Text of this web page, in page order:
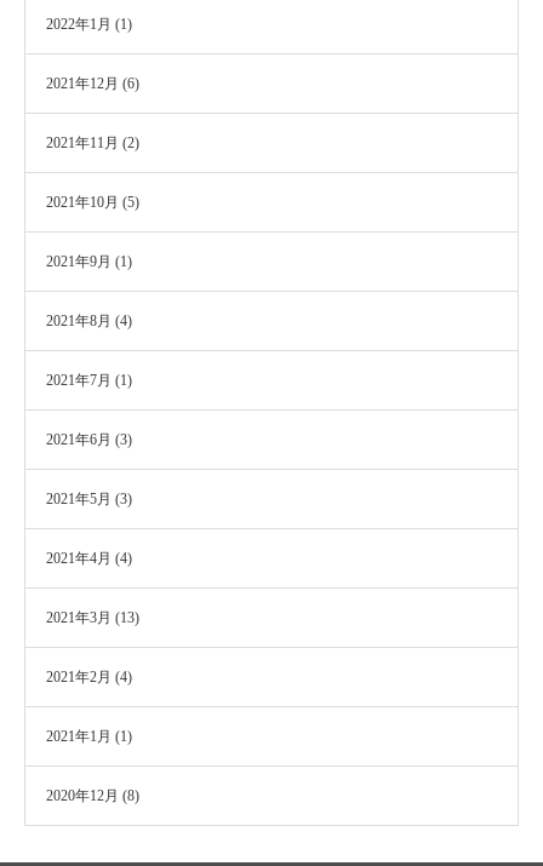
2022年1月 (1)
2021年12月 (6)
2021年11月 (2)
2021年10月 (5)
2021年9月 (1)
2021年8月 (4)
2021年7月 (1)
2021年6月 (3)
2021年5月 (3)
2021年4月 (4)
2021年3月 (13)
2021年2月 (4)
2021年1月 (1)
2020年12月 (8)